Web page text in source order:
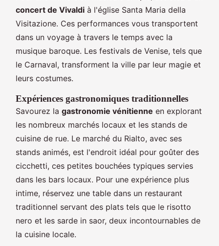
concert de Vivaldi à l'église Santa Maria della
Visitazione. Ces performances vous transportent
dans un voyage à travers le temps avec la
musique baroque. Les festivals de Venise, tels que
le Carnaval, transforment la ville par leur magie et
leurs costumes.
Expériences gastronomiques traditionnelles
Savourez la gastronomie vénitienne en explorant
les nombreux marchés locaux et les stands de
cuisine de rue. Le marché du Rialto, avec ses
stands animés, est l'endroit idéal pour goûter des
cicchetti, ces petites bouchées typiques servies
dans les bars locaux. Pour une expérience plus
intime, réservez une table dans un restaurant
traditionnel servant des plats tels que le risotto
nero et les sarde in saor, deux incontournables de
la cuisine locale.